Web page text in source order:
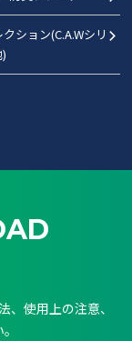
ション(C.A.Wシリ
使用上の注意、